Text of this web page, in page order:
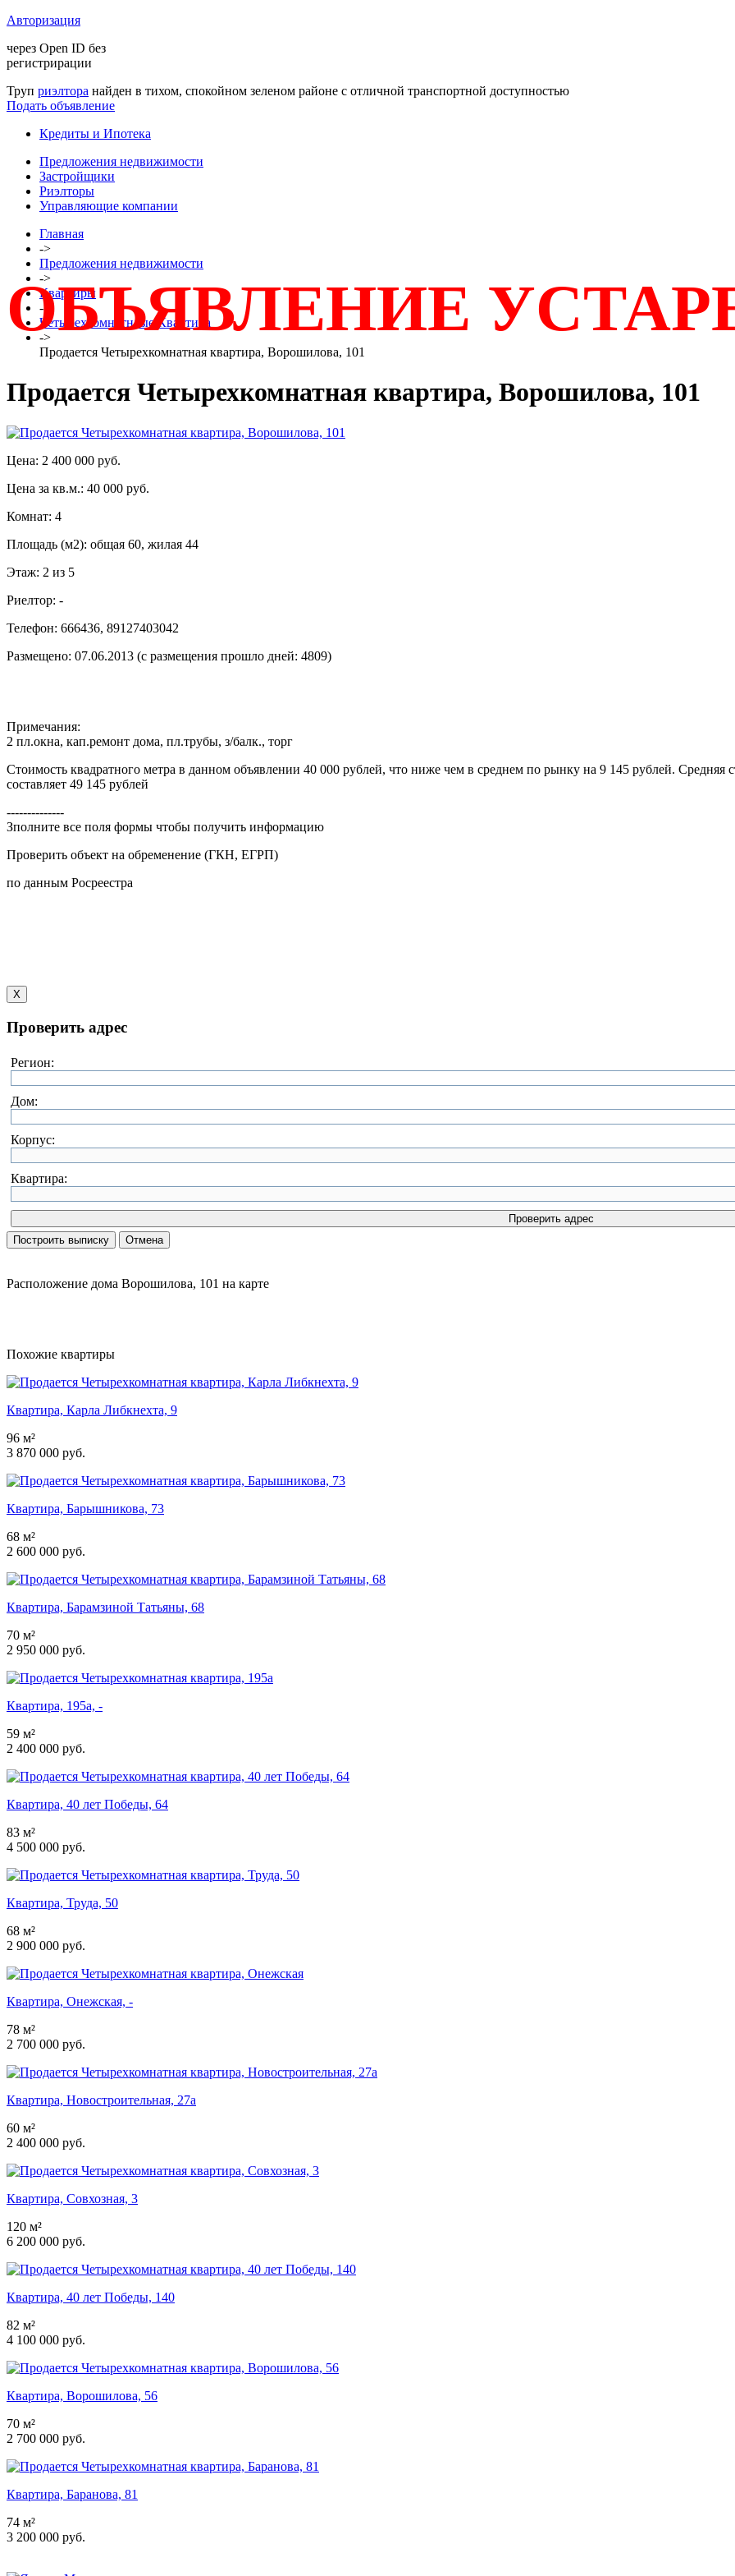
Авторизация
через Open ID без
регистрирации
Труп риэлтора найден в тихом, спокойном зеленом районе с отличной транспортной доступностью
Подать объявление
Кредиты и Ипотека
Предложения недвижимости
Застройщики
Риэлторы
Управляющие компании
Главная
->
Предложения недвижимости
->
Квартиры
->
Четырехкомнатнаые Квартира
->
Продается Четырехкомнатная квартира, Ворошилова, 101
Продается Четырехкомнатная квартира, Ворошилова, 101
ОБЪЯВЛЕНИЕ
Цена: 2 400 000 руб.
Цена за кв.м.: 40 000 руб.
Комнат: 4
Площадь (м2): общая 60, жилая 44
Этаж: 2 из 5
Риелтор: -
Телефон: 666436, 89127403042
Размещено: 07.06.2013 (с размещения прошло дней: 4809)
Примечания:
2 пл.окна, кап.ремонт дома, пл.трубы, з/балк., торг
Стоимость квадратного метра в данном объявлении 40 000 рублей, что ниже чем в среднем по рынку на 9 145 рублей. Средняя
составляет 49 145 рублей
--------------
Зполните все поля формы чтобы получить информацию
Проверить объект на обременение (ГКН, ЕГРП)
по данным Росреестра
X
Проверить адрес
Регион:
Дом:
Корпус:
Квартира:
Расположение дома Ворошилова, 101 на карте
Похожие квартиры
Квартира, Карла Либкнехта, 9
96 м²
3 870 000 руб.
Квартира, Барышникова, 73
68 м²
2 600 000 руб.
Квартира, Барамзиной Татьяны, 68
70 м²
2 950 000 руб.
Квартира, 195a, -
59 м²
2 400 000 руб.
Квартира, 40 лет Победы, 64
83 м²
4 500 000 руб.
Квартира, Труда, 50
68 м²
2 900 000 руб.
Квартира, Онежская, -
78 м²
2 700 000 руб.
Квартира, Новостроительная, 27а
60 м²
2 400 000 руб.
Квартира, Совхозная, 3
120 м²
6 200 000 руб.
Квартира, 40 лет Победы, 140
82 м²
4 100 000 руб.
Квартира, Ворошилова, 56
70 м²
2 700 000 руб.
Квартира, Баранова, 81
74 м²
3 200 000 руб.